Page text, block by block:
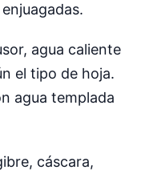
agua caliente
el tipo de hoja.
agua templada
cáscara,